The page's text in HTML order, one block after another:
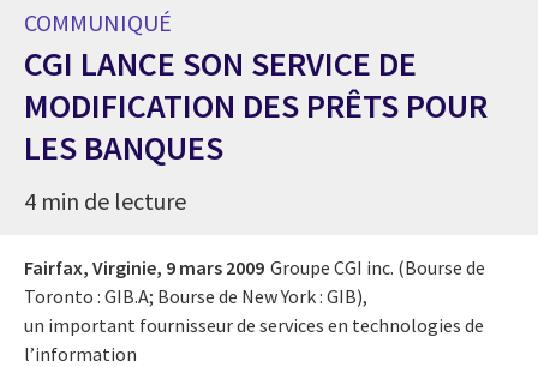
COMMUNIQUÉ
CGI LANCE SON SERVICE DE
MODIFICATION DES PRÊTS POUR
LES BANQUES
4 min de lecture
Fairfax, Virginie, 9 mars 2009 Groupe CGI inc. (Bourse de
Toronto : GIB.A; Bourse de New York : GIB),
un important fournisseur de services en technologies de
l’information